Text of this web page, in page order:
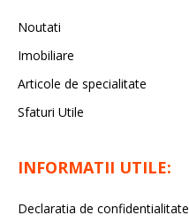
Noutati
Imobiliare
Articole de specialitate
Sfaturi Utile
INFORMATII UTILE:
Declaratia de confidentialitate